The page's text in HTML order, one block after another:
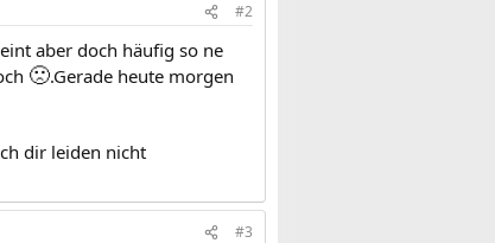
#2
aber doch häufig so ne
🙁.Gerade heute morgen
dir leiden nicht
#3